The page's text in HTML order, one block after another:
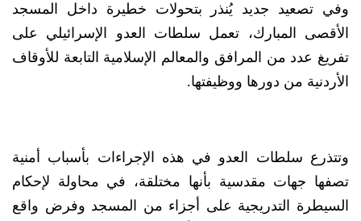
وفي تصعيد جديد يُنذر بتحولات خطيرة داخل المسجد
الأقصى المبارك، تعمل سلطات العدو الإسرائيلي على
تفريغ عدد من المرافق والمعالم الإسلامية التابعة للأوقاف
الأردنية من دورها ووظيفتها.
وتتذرع سلطات العدو في هذه الإجراءات بأسباب أمنية
تصفها جهات مقدسية بأنها مختلقة، في محاولة لإحكام
السيطرة التدريجية على أجزاء من المسجد وفرض واقع